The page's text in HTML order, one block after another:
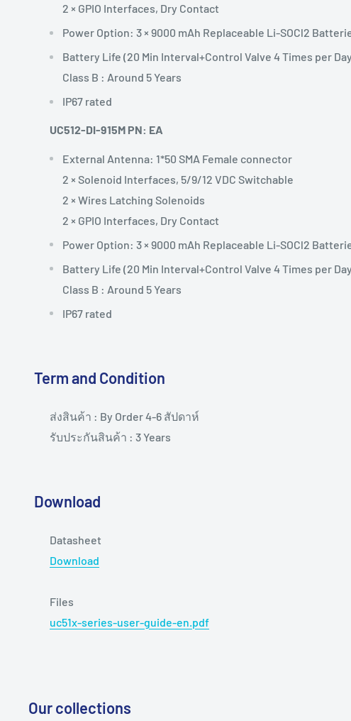
2 × GPIO Interfaces, Dry Contact
Power Option: 3 × 9000 mAh Replaceable Li-SOCl2
Battery Life (20 Min Interval+Control Valve 4 Times per
Class B : Around 5 Years
IP67 rated
UC512-DI-915M PN: EA
External Antenna: 1*50 SMA Female connector
2 × Solenoid Interfaces, 5/9/12 VDC Switchable
2 × Wires Latching Solenoids
2 × GPIO Interfaces, Dry Contact
Power Option: 3 × 9000 mAh Replaceable Li-SOCl2
Battery Life (20 Min Interval+Control Valve 4 Times per
Class B : Around 5 Years
IP67 rated
Term and Condition
ส่งสินค้า : By Order 4-6 สัปดาห์
รับประกันสินค้า : 3 Years
Download
Datasheet
Download
Files
uc51x-series-user-guide-en.pdf
Our collections